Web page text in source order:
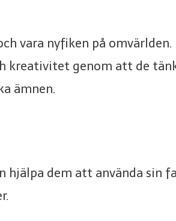
vara nyfiken på omvärlden.
kreativitet genom att de
ämnen.
hjälpa dem att använda sin